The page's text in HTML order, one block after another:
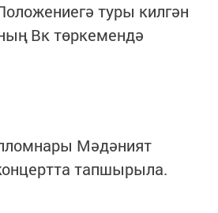
туры килгән
Вк төркемендә
Мәдәният
тапшырыла.